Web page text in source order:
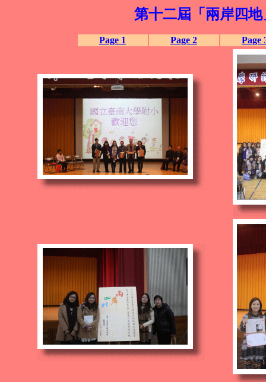
第十二屆「兩岸四
Page 1 Page 2 Page